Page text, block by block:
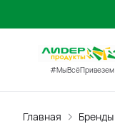
#МыВсёПривезем
Главная Бренды